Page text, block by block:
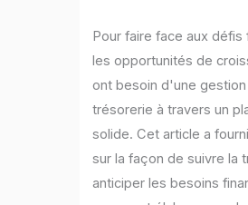
Pour faire face aux
les opportunités de
ont besoin d'une
trésorerie à travers un
solide. Cet article a
sur la façon de suivre la
anticiper les besoins